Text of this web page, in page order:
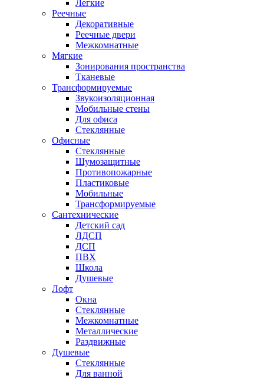
Легкие
Реечные
Декоративные
Реечные двери
Межкомнатные
Мягкие
Зонирования пространства
Тканевые
Трансформируемые
Звукоизоляционная
Мобильные стены
Для офиса
Стеклянные
Офисные
Стеклянные
Шумозащитные
Противопожарные
Пластиковые
Мобильные
Трансформируемые
Сантехнические
Детский сад
ЛДСП
ДСП
ПВХ
Школа
Душевые
Лофт
Окна
Стеклянные
Межкомнатные
Металлические
Раздвижные
Душевые
Стеклянные
Для ванной